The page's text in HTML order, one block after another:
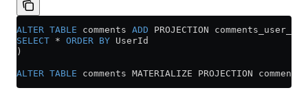
ALTER TABLE comments ADD PROJECTION
SELECT * ORDER BY UserId
)
ALTER TABLE comments MATERIALIZE PROJECTION